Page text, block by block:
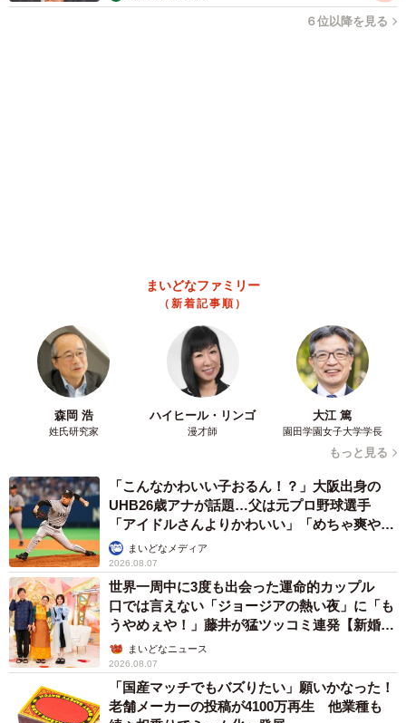
ん】
「即座に案内することが不可能です」レストランの入り口に大
きな注意書き オートリザーブからの予約を拒否するお断りに
賛同者続々
中将 タカノリ
共感した女性→リビングの本棚に140冊を積
読 「家に自分だけの本屋さん」
山岡 もと子
2026.08.07
友人のマンション敷地内に度々車を停めていた
ら…注意の貼り紙でナンバーをさらされました
【弁護士が解説】
長澤 芳子
2026.08.07
愛車は総走行距離17万キロのホンダレジェン
ド 「どなたか欲しい方が居たら」 大御所漫
才師が譲渡の意向